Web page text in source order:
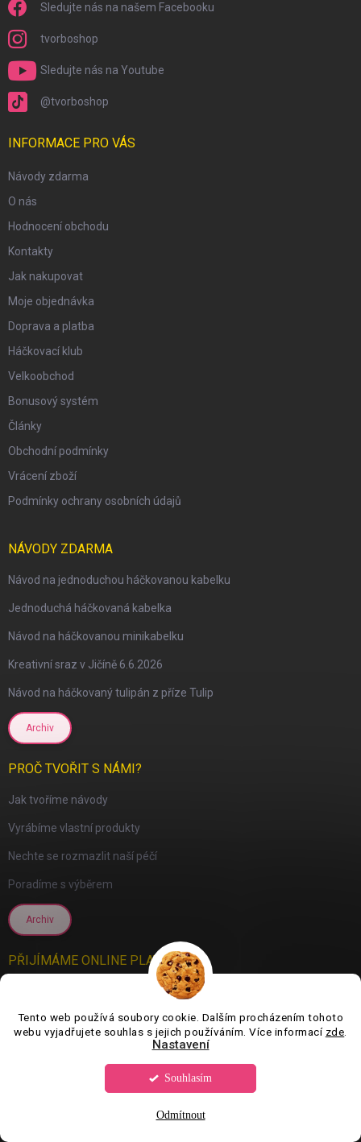
Tento web používá soubory cookie. Dalším procházením tohoto
webu vyjadřujete souhlas s jejich používáním. Více informací zde
Nastavení
Odmítnout
Souhlasím
Sledujte nás na našem Facebooku
tvorboshop
Sledujte nás na Youtube
@tvorboshop
INFORMACE PRO VÁS
Návody zdarma
O nás
Hodnocení obchodu
Kontakty
Jak nakupovat
Moje objednávka
Doprava a platba
Háčkovací klub
Velkoobchod
Bonusový systém
Články
Obchodní podmínky
Vrácení zboží
Podmínky ochrany osobních údajů
NÁVODY ZDARMA
Návod na jednoduchou háčkovanou kabelku
Jednoduchá háčkovaná kabelka
Návod na háčkovanou minikabelku
Kreativní sraz v Jičíně 6.6.2026
Návod na háčkovaný tulipán z příze Tulip
Archiv
PROČ TVOŘIT S NÁMI?
Jak tvoříme návody
Vyrábíme vlastní produkty
Nechte se rozmazlit naší péčí
Poradíme s výběrem
Archiv
PŘIJÍMÁME ONLINE PLATBY